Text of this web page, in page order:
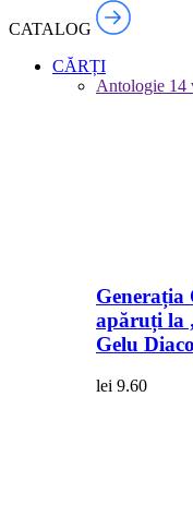
CATALOG
CĂRȚI
Antologie 14
Generația
apăruți la
Gelu
lei 9.60